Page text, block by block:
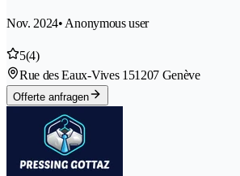
Nov. 2024• Anonymous user
5(4)
Rue des Eaux-Vives 151207 Genève
Offerte anfragen